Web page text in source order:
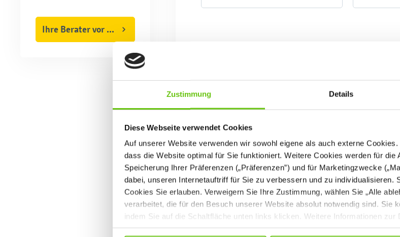
Zustimmung Details
Diese Webseite verwendet Cookies
Auf unserer Website verwenden wir sowohl eigene als auch externe
dass die Website optimal für Sie funktioniert. Weitere Cookies werden für die
Speicherung Ihrer Präferenzen („Präferenzen”) und für Marketingzwecke
dabei, unseren Internetauftriff für Sie zu verbessern und zu individualisieren.
Cookies Sie erlauben. Verweigern Sie Ihre Zustimmung, wählen Sie „Alle
verarbeitet, die für den Besuch unserer Website absolut notwendig sind. Sie
indem Sie auf die Schaltfläche unten links klicken. Weitere Informationen zur
Datenschutzrichtlinien.
Ihre Berater vor Ort